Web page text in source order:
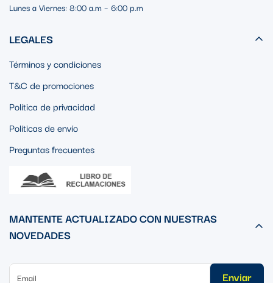
Lunes a Viernes: 8:00 a.m – 6:00 p.m
LEGALES
Términos y condiciones
T&C de promociones
Política de privacidad
Políticas de envío
Preguntas frecuentes
MANTENTE ACTUALIZADO CON NUESTRAS
NOVEDADES
Enviar